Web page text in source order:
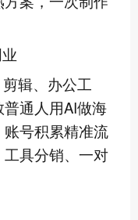
辑、办公工
通人用AI做海
号积累精准流
具分销、一对